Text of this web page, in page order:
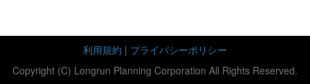
利用規約 | プライバシーポリシー
Copyright (C) Longrun Planning Corporation All Rights Reserved.